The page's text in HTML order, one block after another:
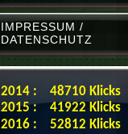
IMPRESSUM /
DATENSCHUTZ
2014 : 48710 Klicks
2015 : 41922 Klicks
2016 : 52812 Klicks